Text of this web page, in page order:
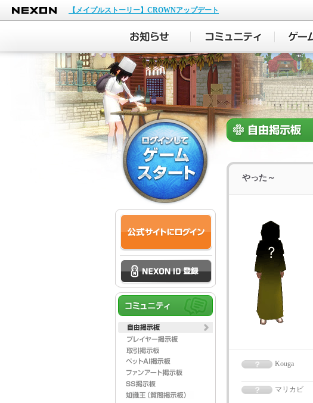
NEXON
【メイプルストーリー】CROWNアップデート
やった～
Kouga
マリカビ